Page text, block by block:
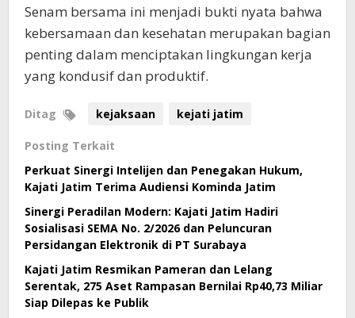
Senam bersama ini menjadi bukti nyata bahwa
kebersamaan dan kesehatan merupakan bagian
penting dalam menciptakan lingkungan kerja
yang kondusif dan produktif.
Ditag kejaksaan kejati jatim
Posting Terkait
Perkuat Sinergi Intelijen dan Penegakan Hukum,
Kajati Jatim Terima Audiensi Kominda Jatim
Sinergi Peradilan Modern: Kajati Jatim Hadiri
Sosialisasi SEMA No. 2/2026 dan Peluncuran
Persidangan Elektronik di PT Surabaya
Kajati Jatim Resmikan Pameran dan Lelang
Serentak, 275 Aset Rampasan Bernilai Rp40,73 Miliar
Siap Dilepas ke Publik